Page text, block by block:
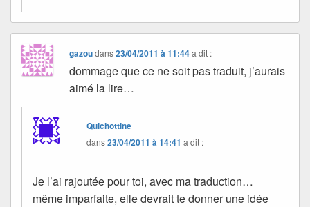
gazoudans23/04/2011 à 11:44 a dit :
dommage que ce ne soit pas traduit, j’aurais
aimé la lire…
Quichottine
dans23/04/2011 à 14:41 a dit :
Je l’ai rajoutée pour toi, avec ma traduction…
même imparfaite, elle devrait te donner une idée